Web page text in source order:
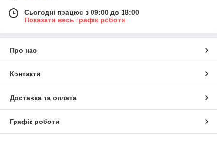
Сьогодні працює з 09:00 до 18:00
Показати весь графік роботи
Про нас
Контакти
Доставка та оплата
Графік роботи